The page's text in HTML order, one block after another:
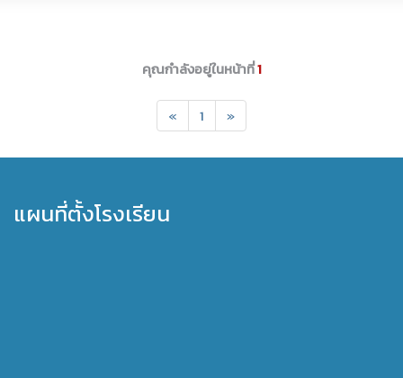
คุณกำลังอยู่ในหน้าที่1
« 1 »
แผนที่ตั้งโรงเรียน